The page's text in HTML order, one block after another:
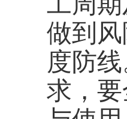
做到
度防
求，